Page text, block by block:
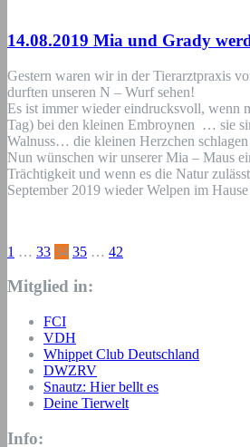
14.08.2019 Mia und Grady
Gestern waren wir in der Tierarztpraxis
durften unseren N – Wurf sehen!
Es ist immer wieder eindrucksvoll, wenn
Tag) bei den kleinen Embroynen … sie
Walnuss… die kleinen Herzchen schlagen
Nun wünschen wir unserer Mia – Maus
Trächtigkeit und wenn es die Natur
September 2019 wieder Welpen im
Seitennummerierung
der
Beiträge
1 … 33 34 35 … 42
Mitglied in:
FCI
VDH
Whippet Club Deutschland
DWZRV
Snautz: Hier bellt es
Deine Tierwelt
Info: